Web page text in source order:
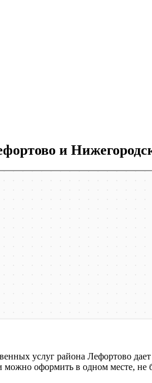
и
услуг района Лефортово
можно оформить в одном месте,